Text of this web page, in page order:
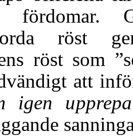
fördomar.
röst
röst som
att
igen upprepa